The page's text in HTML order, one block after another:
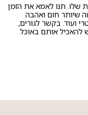
שלו. תנו לאמא את הזמן
שיותר חום ואהבה
ועוד. בקשר לגורים,
להאכיל אותם באוכל